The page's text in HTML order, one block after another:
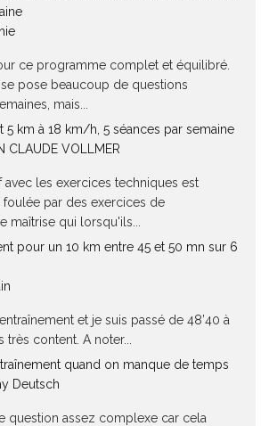
ce programme complet et équilibré.
pose beaucoup de questions
mais...
5 km à 18 km/h, 5 séances par semaine
CLAUDE VOLLMER
avec les exercices techniques est
par des exercices de
maîtrise qui lorsqu'ils...
pour un 10 km entre 45 et 50 mn sur 6
et je suis passé de 48’40 à
très content. A noter...
quand on manque de temps
Deutsch
question assez complexe car cela